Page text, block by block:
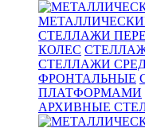
СТЕЛЛАЖИ
КОЛЕС
СТЕЛЛАЖИ
ФРОНТАЛЬНЫЕ
ПЛАТФОРМАМИ
АРХИВНЫЕ